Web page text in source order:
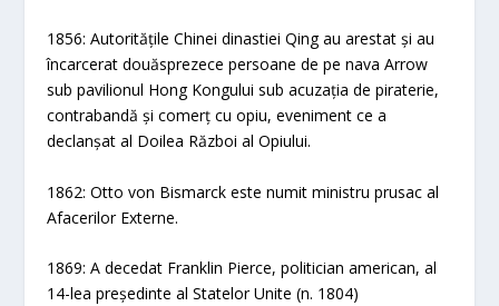
1856: Autoritățile Chinei dinastiei Qing au arestat și au
încarcerat douăsprezece persoane de pe nava Arrow
sub pavilionul Hong Kongului sub acuzația de piraterie,
contrabandă și comerț cu opiu, eveniment ce a
declanșat al Doilea Război al Opiului.
1862: Otto von Bismarck este numit ministru prusac al
Afacerilor Externe.
1869: A decedat Franklin Pierce, politician american, al
14-lea președinte al Statelor Unite (n. 1804)